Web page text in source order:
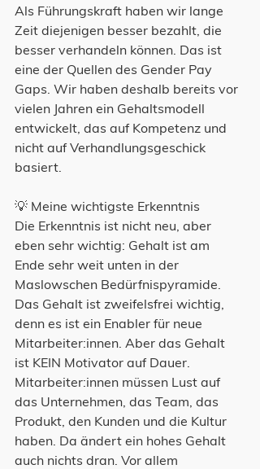
Als Führungskraft haben wir lange
Zeit diejenigen besser bezahlt, die
besser verhandeln können. Das ist
eine der Quellen des Gender Pay
Gaps. Wir haben deshalb bereits vor
vielen Jahren ein Gehaltsmodell
entwickelt, das auf Kompetenz und
nicht auf Verhandlungsgeschick
basiert.
💡 Meine wichtigste Erkenntnis
Die Erkenntnis ist nicht neu, aber
eben sehr wichtig: Gehalt ist am
Ende sehr weit unten in der
Maslowschen Bedürfnispyramide.
Das Gehalt ist zweifelsfrei wichtig,
denn es ist ein Enabler für neue
Mitarbeiter:innen. Aber das Gehalt
ist KEIN Motivator auf Dauer.
Mitarbeiter:innen müssen Lust auf
das Unternehmen, das Team, das
Produkt, den Kunden und die Kultur
haben. Da ändert ein hohes Gehalt
auch nichts dran. Vor allem